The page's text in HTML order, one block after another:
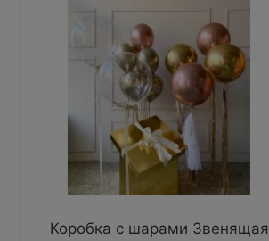
Коробка с шарами Звенящая